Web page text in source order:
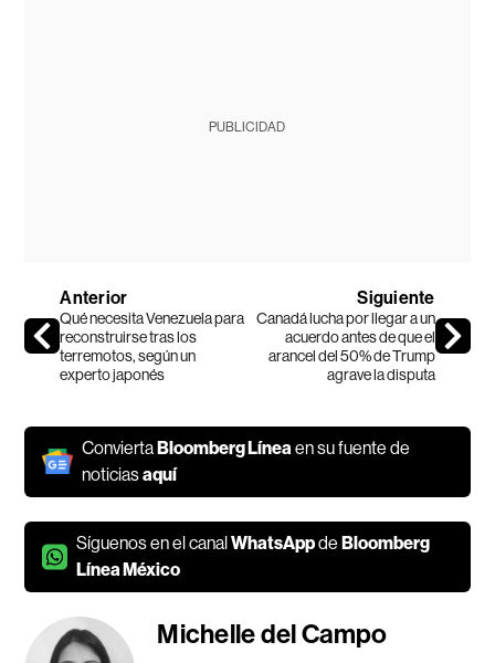
PUBLICIDAD
Anterior
Qué necesita Venezuela para
reconstruirse tras los
terremotos, según un
experto japonés
Siguiente
Canadá lucha por llegar a un
acuerdo antes de que el
arancel del 50% de Trump
agrave la disputa
ConviertaBloomberg Línea en su fuente de
noticiasaquí
Síguenos en el canalWhatsAppdeBloomberg
Línea México
Michelle del Campo